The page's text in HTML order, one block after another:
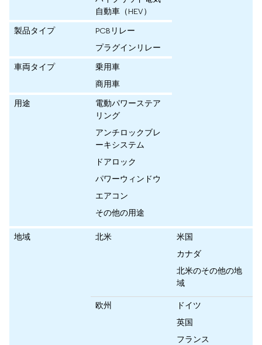
自動車（HEV）
製品タイプ
PCBリレー
プラグインリレー
車両タイプ
乗用車
商用車
用途
電動パワーステア
リング
アンチロックブレ
ーキシステム
ドアロック
パワーウィンドウ
エアコン
その他の用途
地域 北米
米国
カナダ
北米のその他の地
域
欧州
ドイツ
英国
フランス